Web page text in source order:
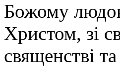
Божому
Христом, зі
священстві